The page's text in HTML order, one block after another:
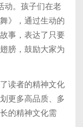
动。孩子们在老
》，通过生动的
事，表达了只要
膀，鼓励大家为
读者的精神文化
更多高品质、多
的精神文化需